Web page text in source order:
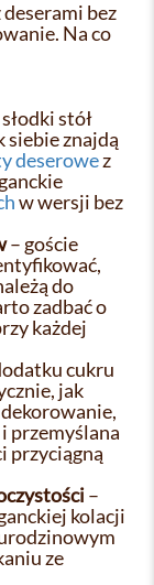
deserami bez
Na co
stół
siebie znajdą
deserowez
w wersji bez
– goście
do
zadbać o
każdej
cukru
jak
przemyślana
przyciągną
–
kolacji
ze